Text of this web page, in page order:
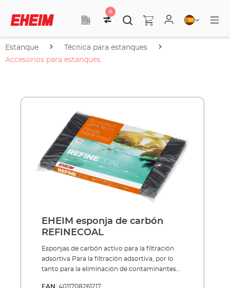
0
Estanque
Técnica para estanques
Accesorios para estanques
EHEIM esponja de carbón
REFINECOAL
Esponjas de carbón activo para la filtración
adsortiva Para la filtración adsortiva, por lo
tanto para la eliminación de contaminantes
EAN: 4011708261217